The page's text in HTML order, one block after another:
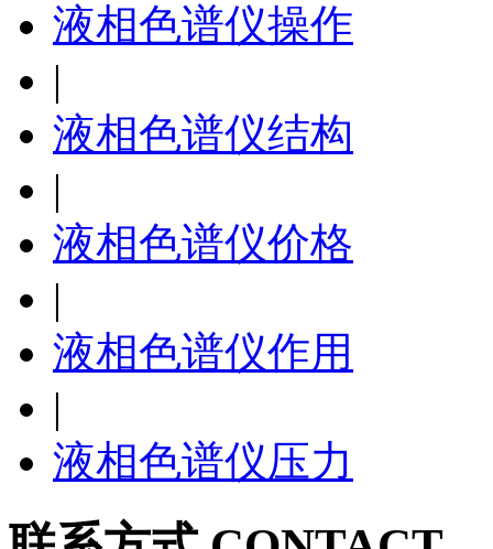
液相色谱仪操作
|
液相色谱仪结构
|
液相色谱仪价格
|
液相色谱仪作用
|
液相色谱仪压力